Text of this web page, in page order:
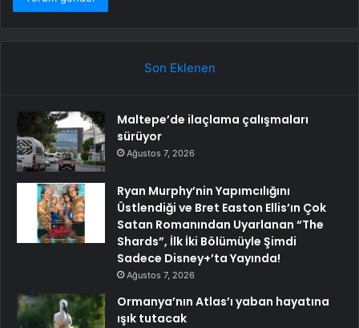
Son Eklenen
Maltepe’de ilaçlama çalışmaları
sürüyor
Ağustos 7, 2026
Ryan Murphy’nin Yapımcılığını
Üstlendiği ve Bret Easton Ellis’ın Çok
Satan Romanından Uyarlanan “The
Shards”, İlk İki Bölümüyle Şimdi
Sadece Disney+’ta Yayında!
Ağustos 7, 2026
Ormanya’nın Atlas’ı yaban hayatına
ışık tutacak